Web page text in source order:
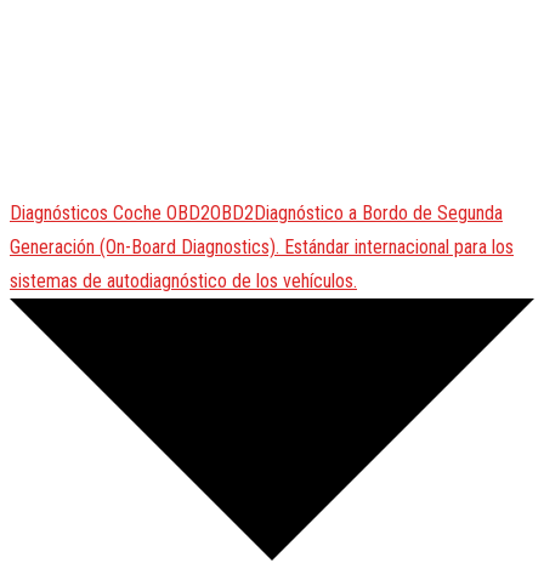
Diagnósticos Coche OBD2OBD2Diagnóstico a Bordo de Segunda
Generación (On-Board Diagnostics). Estándar internacional para los
sistemas de autodiagnóstico de los vehículos.